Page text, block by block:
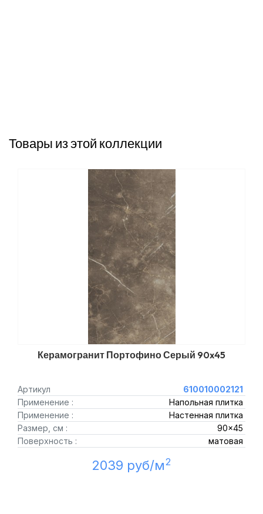
Товары из этой коллекции
Керамогранит Портофино Серый 90x45
Артикул
610010002121
Применение :
Напольная плитка
Применение :
Настенная плитка
Размер, см :
90x45
Поверхность :
матовая
2039 руб/м2